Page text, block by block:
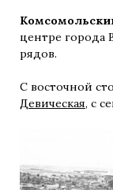
центре города
рядов.
С восточной
Девическая, с